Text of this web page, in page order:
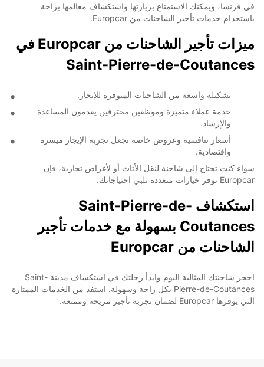
في فرنسا، ويمكنك الاستمتاع بزيارتها واستكشاف معالمها براحة
باستخدام خدمات تأجير الشاحنات من Europcar.
ميزات تأجير الشاحنات من Europcar في
Saint-Pierre-de-Coutances
تشكيلة واسعة من الشاحنات المتوفرة للإيجار.
خدمة عملاء متميزة وموظفين محترفين يقدمون المساعدة
والإرشاد.
أسعار تنافسية وعروض خاصة تجعل تجربة الإيجار ميسرة
واقتصادية.
سواء كنت تحتاج إلى شاحنة لنقل الأثاث أو لأغراض تجارية، فإن
Europcar توفر خيارات متعددة تلبي احتياجاتك.
استكشاف Saint-Pierre-de-
Coutances بسهولة مع خدمات تأجير
الشاحنات من Europcar
احجز شاحنتك المثالية اليوم وابدأ رحلتك في استكشاف مدينة Saint-
Pierre-de-Coutances بكل راحة وسهولة. استفد من الخدمات الممتازة
التي يوفرها Europcar لضمان تجربة تأجير مريحة وممتعة.